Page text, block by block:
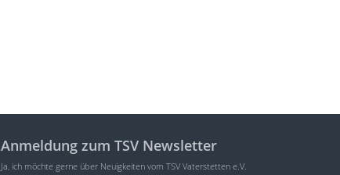
Anmeldung zum TSV Newsletter
Ja, ich möchte gerne über Neuigkeiten vom TSV Vaterstetten e.V.